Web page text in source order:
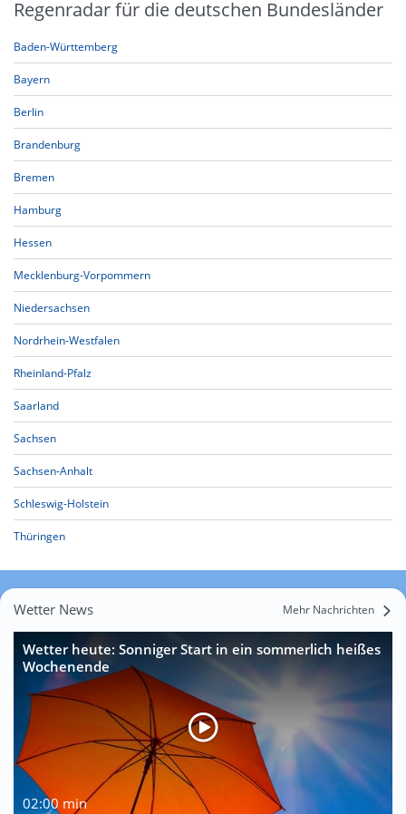
Regenradar für die deutschen Bundesländer
Baden-Württemberg
Bayern
Berlin
Brandenburg
Bremen
Hamburg
Hessen
Mecklenburg-Vorpommern
Niedersachsen
Nordrhein-Westfalen
Rheinland-Pfalz
Saarland
Sachsen
Sachsen-Anhalt
Schleswig-Holstein
Thüringen
Wetter News Mehr Nachrichten
Wetter heute: Sonniger Start in ein sommerlich heißes
Wochenende
02:00 min